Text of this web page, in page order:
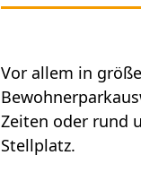
Vor allem in
Zeiten oder rund
Stellplatz.